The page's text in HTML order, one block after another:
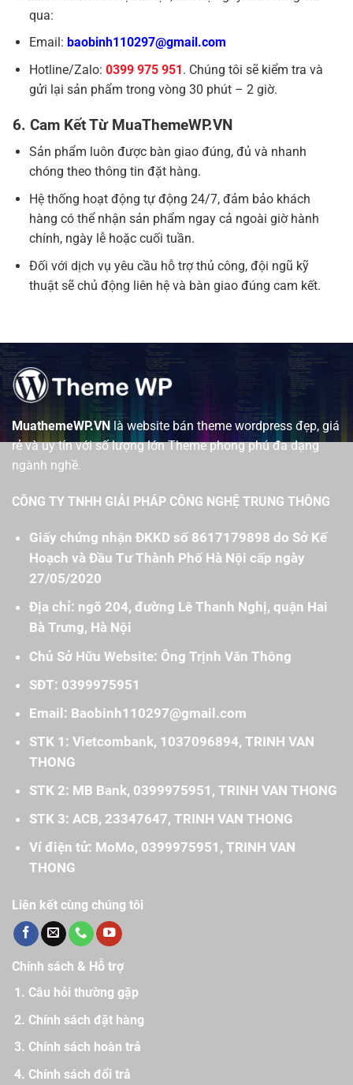
qua:
Email: baobinh110297@gmail.com
Hotline/Zalo: 0399 975 951. Chúng tôi sẽ kiểm tra và
gửi lại sản phẩm trong vòng 30 phút – 2 giờ.
6. Cam Kết Từ MuaThemeWP.VN
Sản phẩm luôn được bàn giao đúng, đủ và nhanh
chóng theo thông tin đặt hàng.
Hệ thống hoạt động tự động 24/7, đảm bảo khách
hàng có thể nhận sản phẩm ngay cả ngoài giờ hành
chính, ngày lễ hoặc cuối tuần.
Đối với dịch vụ yêu cầu hỗ trợ thủ công, đội ngũ kỹ
thuật sẽ chủ động liên hệ và bàn giao đúng cam kết.
MuathemeWP.VNlà website bán theme wordpress đẹp, giá
rẻ và uy tín với số lượng lớn Theme phong phú đa dạng
ngành nghề.
CÔNG TY TNHH GIẢI PHÁP CÔNG NGHỆ TRUNG THÔNG
Giấy chứng nhận ĐKKD số 8617179898 do Sở Kế
Hoạch và Đầu Tư Thành Phố Hà Nội cấp ngày
27/05/2020
Địa chỉ: ngõ 204, đường Lê Thanh Nghị, quận Hai
Bà Trưng, Hà Nội
Chủ Sở Hữu Website: Ông Trịnh Văn Thông
SĐT: 0399975951
Email: Baobinh110297@gmail.com
STK 1: Vietcombank, 1037096894, TRINH VAN
THONG
STK 2: MB Bank, 0399975951, TRINH VAN THONG
STK 3: ACB, 23347647, TRINH VAN THONG
Ví điện tử: MoMo, 0399975951, TRINH VAN
THONG
Liên kết cùng chúng tôi
Chính sách & Hỗ trợ
Câu hỏi thường gặp
Chính sách đặt hàng
Chính sách hoàn trả
Chính sách đổi trả